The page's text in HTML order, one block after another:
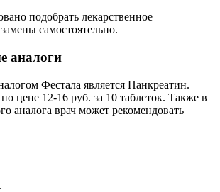
подобрать лекарственное
самостоятельно.
аналоги
Фестала является Панкреатин.
цене 12-16 руб. за 10 таблеток. Также в
аналога врач может рекомендовать